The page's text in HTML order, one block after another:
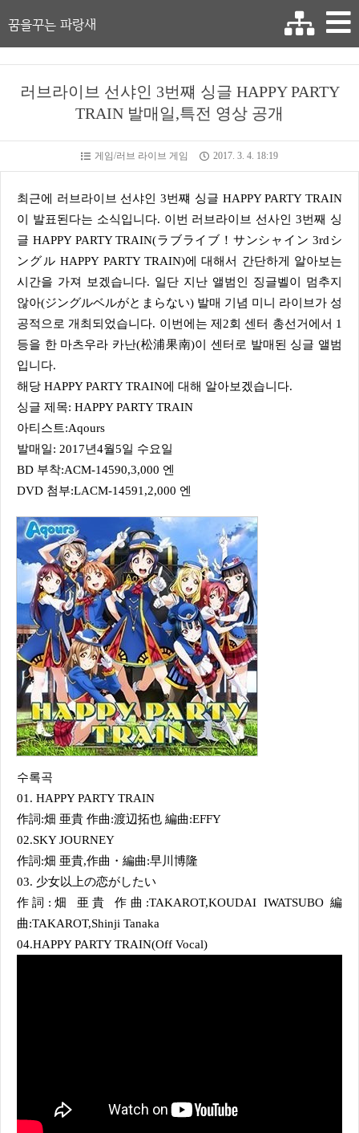
꿈을꾸는 파랑새
러브라이브 선샤인 3번쨰 싱글 HAPPY PARTY
TRAIN 발매일,특전 영상 공개
게임/러브 라이브 게임 2017. 3. 4. 18:19
최근에 러브라이브 선샤인 3번쨰 싱글 HAPPY PARTY TRAIN
이 발표된다는 소식입니다. 이번 러브라이브 선사인 3번째 싱
글 HAPPY PARTY TRAIN(ラブライブ！サンシャイン 3rdシ
ングル HAPPY PARTY TRAIN)에 대해서 간단하게 알아보는
시간을 가져 보겠습니다. 일단 지난 앨범인 징글벨이 멈추지
않아(ジングルベルがとまらない) 발매 기념 미니 라이브가 성
공적으로 개최되었습니다. 이번에는 제2회 센터 총선거에서 1
등을 한 마츠우라 카난(松浦果南)이 센터로 발매된 싱글 앨범
입니다.
해당 HAPPY PARTY TRAIN에 대해 알아보겠습니다.
싱글 제목: HAPPY PARTY TRAIN
아티스트:Aqours
발매일: 2017년4월5일 수요일
BD 부착:ACM-14590,3,000 엔
DVD 첨부:LACM-14591,2,000 엔
수록곡
01. HAPPY PARTY TRAIN
作詞:畑 亜貴 作曲:渡辺拓也 編曲:EFFY
02.SKY JOURNEY
作詞:畑 亜貴,作曲・編曲:早川博隆
03. 少女以上の恋がしたい
作詞:畑 亜貴 作曲:TAKAROT,KOUDAI IWATSUBO 編
曲:TAKAROT,Shinji Tanaka
04.HAPPY PARTY TRAIN(Off Vocal)